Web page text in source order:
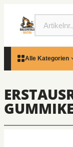
Alle Kategorien